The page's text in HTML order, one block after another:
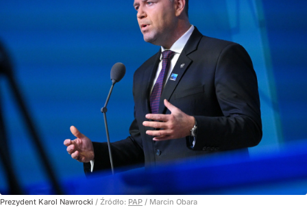
Prezydent Karol Nawrocki / Źródło: PAP / Marcin Obara